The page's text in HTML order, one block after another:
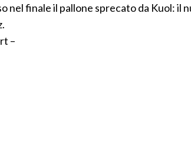
nel finale il pallone sprecato da Kuol: il
–